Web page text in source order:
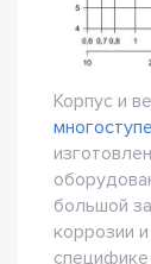
Корпус и
большой
коррозии